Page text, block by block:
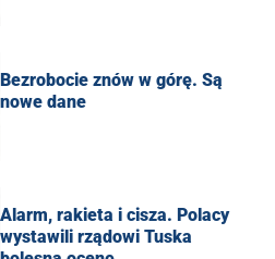
Bezrobocie znów w górę. Są
nowe dane
Alarm, rakieta i cisza. Polacy
wystawili rządowi Tuska